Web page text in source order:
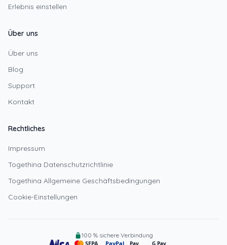
Erlebnis einstellen
Über uns
Über uns
Blog
Support
Kontakt
Rechtliches
Impressum
Togethina Datenschutzrichtlinie
Togethina Allgemeine Geschäftsbedingungen
Cookie-Einstellungen
100 % sichere Verbindung
SEPA
PayPal Pay G Pay